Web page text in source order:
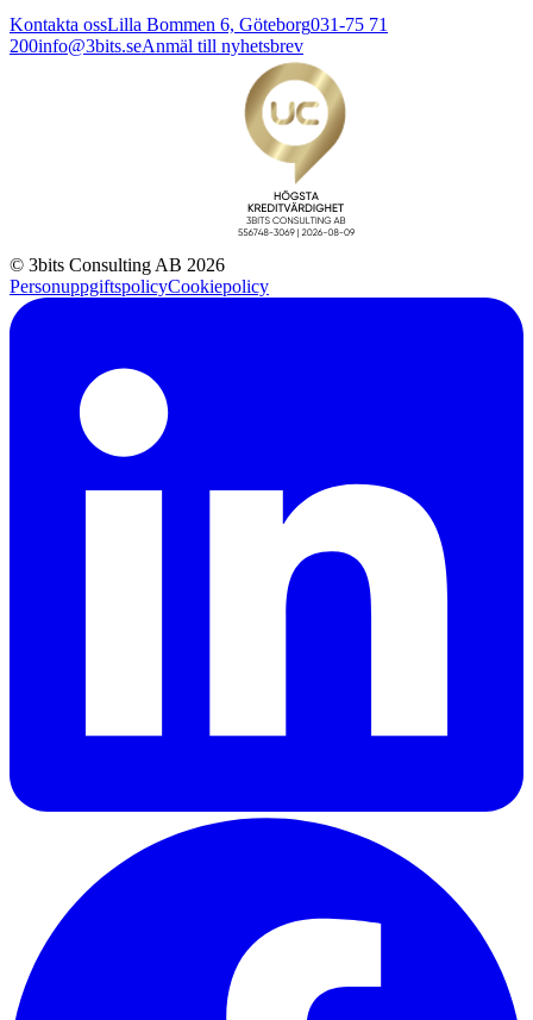
Kontakta ossLilla Bommen 6, Göteborg031-75 71
200info@3bits.seAnmäl till nyhetsbrev
© 3bits Consulting AB 2026
PersonuppgiftspolicyCookiepolicy